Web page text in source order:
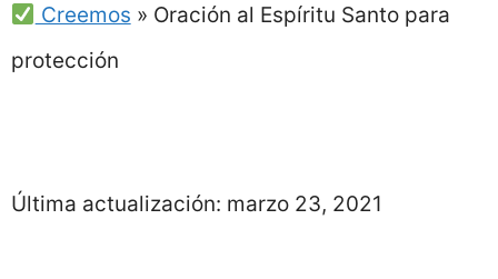
Creemos » Oración al Espíritu Santo para
protección
Última actualización: marzo 23, 2021